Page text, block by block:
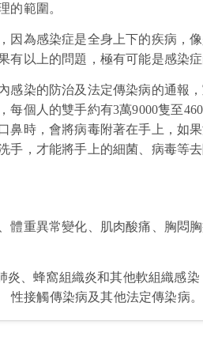
的範圍。
因為感染症是全身上下的疾病，
以上的問題，極有可能是感染症
染的防治及法定傳染病的通報
個人的雙手約有3萬9000隻至
鼻時，會將病毒附著在手上，如
手，才能將手上的細菌、病毒等去
體重異常變化、肌肉酸痛、胸悶
炎、蜂窩組織炎和其他軟組織感染
性接觸傳染病及其他法定傳染病。